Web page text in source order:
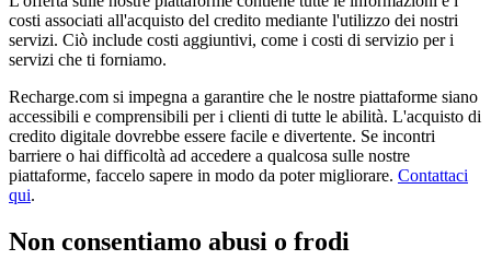
costi associati all'acquisto del credito mediante l'utilizzo dei nostri
servizi. Ciò include costi aggiuntivi, come i costi di servizio per i
servizi che ti forniamo.
Recharge.com si impegna a garantire che le nostre piattaforme siano
accessibili e comprensibili per i clienti di tutte le abilità. L'acquisto di
credito digitale dovrebbe essere facile e divertente. Se incontri
barriere o hai difficoltà ad accedere a qualcosa sulle nostre
piattaforme, faccelo sapere in modo da poter migliorare. Contattaci
qui.
Non consentiamo abusi o frodi